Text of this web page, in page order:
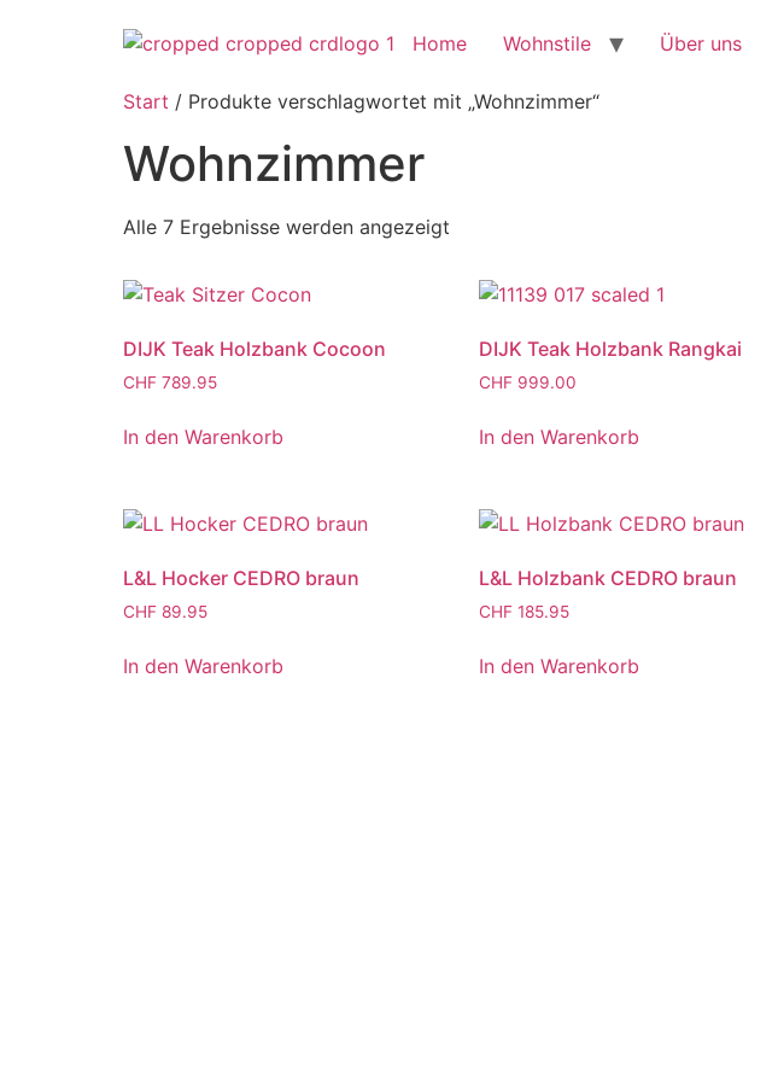
Home Wohnstile Über uns
Start / Produkte verschlagwortet mit „Wohnzimmer“
Wohnzimmer
Alle 7 Ergebnisse werden angezeigt
DIJK Teak Holzbank Cocoon
CHF 789.95
In den Warenkorb
DIJK Teak Holzbank Rangkai
CHF999.00
In den Warenkorb
L&L Hocker CEDRO braun
CHF 89.95
In den Warenkorb
L&L Holzbank CEDRO braun
CHF185.95
In den Warenkorb